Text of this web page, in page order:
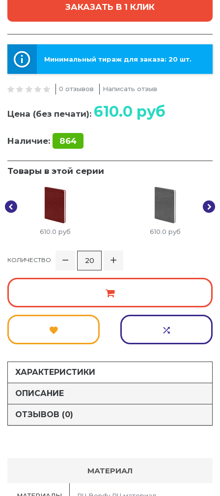
ЗАКАЗАТЬ В 1 КЛИК
Минимальный тираж для заказа: 20 шт.
0 отзывов Написать отзыв
Цена (без печати): 610.0 руб
Наличие: 864
Товары в этой серии
610.0 руб 610.0 руб
КОЛИЧЕСТВО
ХАРАКТЕРИСТИКИ
ОПИСАНИЕ
ОТЗЫВОВ (0)
МАТЕРИАЛ